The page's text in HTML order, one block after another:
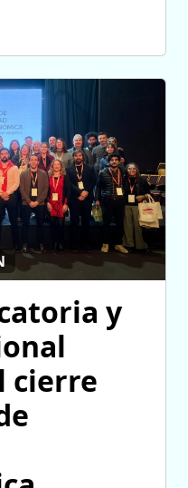
y
cierre